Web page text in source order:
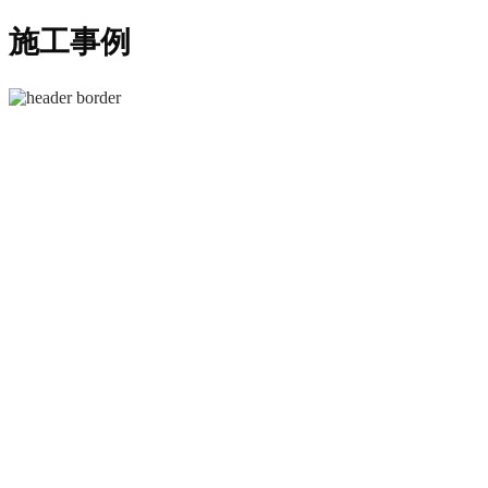
施工事例